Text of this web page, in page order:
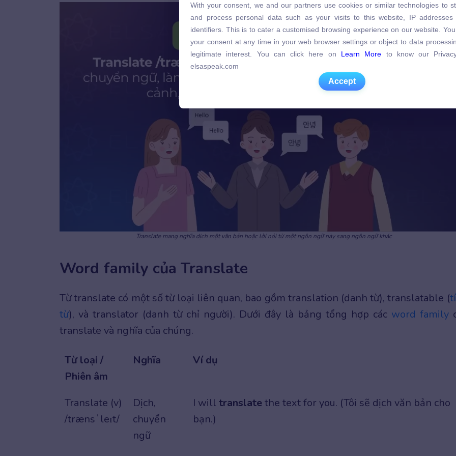
Translate mang nghĩa dịch một văn bản hoặc lời nói từ một ngôn ngữ này sang ngôn ngữ khác
Word family của Translate
Từ translate có một số từ loại liên quan, bao gồm translation (danh từ), translatable (
từ), và translator (danh từ chỉ người). Dưới đây là bảng tổng hợp các word family
translate và nghĩa của chúng.
Từ loại /
Phiên âm
Nghĩa Ví dụ
Translate (v)
/trænsˈleɪt/
Dịch,
chuyển
ngữ
I will translatethe text for you. (Tôi sẽ dịch văn bản cho
bạn.)
and process personal data such as your visits to this website, IP addresses
identifiers. This is to cater a customised browsing experience on our website. You
your consent at any time in your web browser settings or object to data
legitimate interest. You can click here on
Learn More
to know our
elsaspeak.com
Accept
With your consent, we and our partners use cookies or similar technologies to
and process personal data such as your visits to this website, IP addresses
identifiers. This is to cater a customised browsing experience on our website.
your consent at any time in your web browser settings or object to data
legitimate interest. You can click here on Learn More to know our
elsaspeak.com
Accept